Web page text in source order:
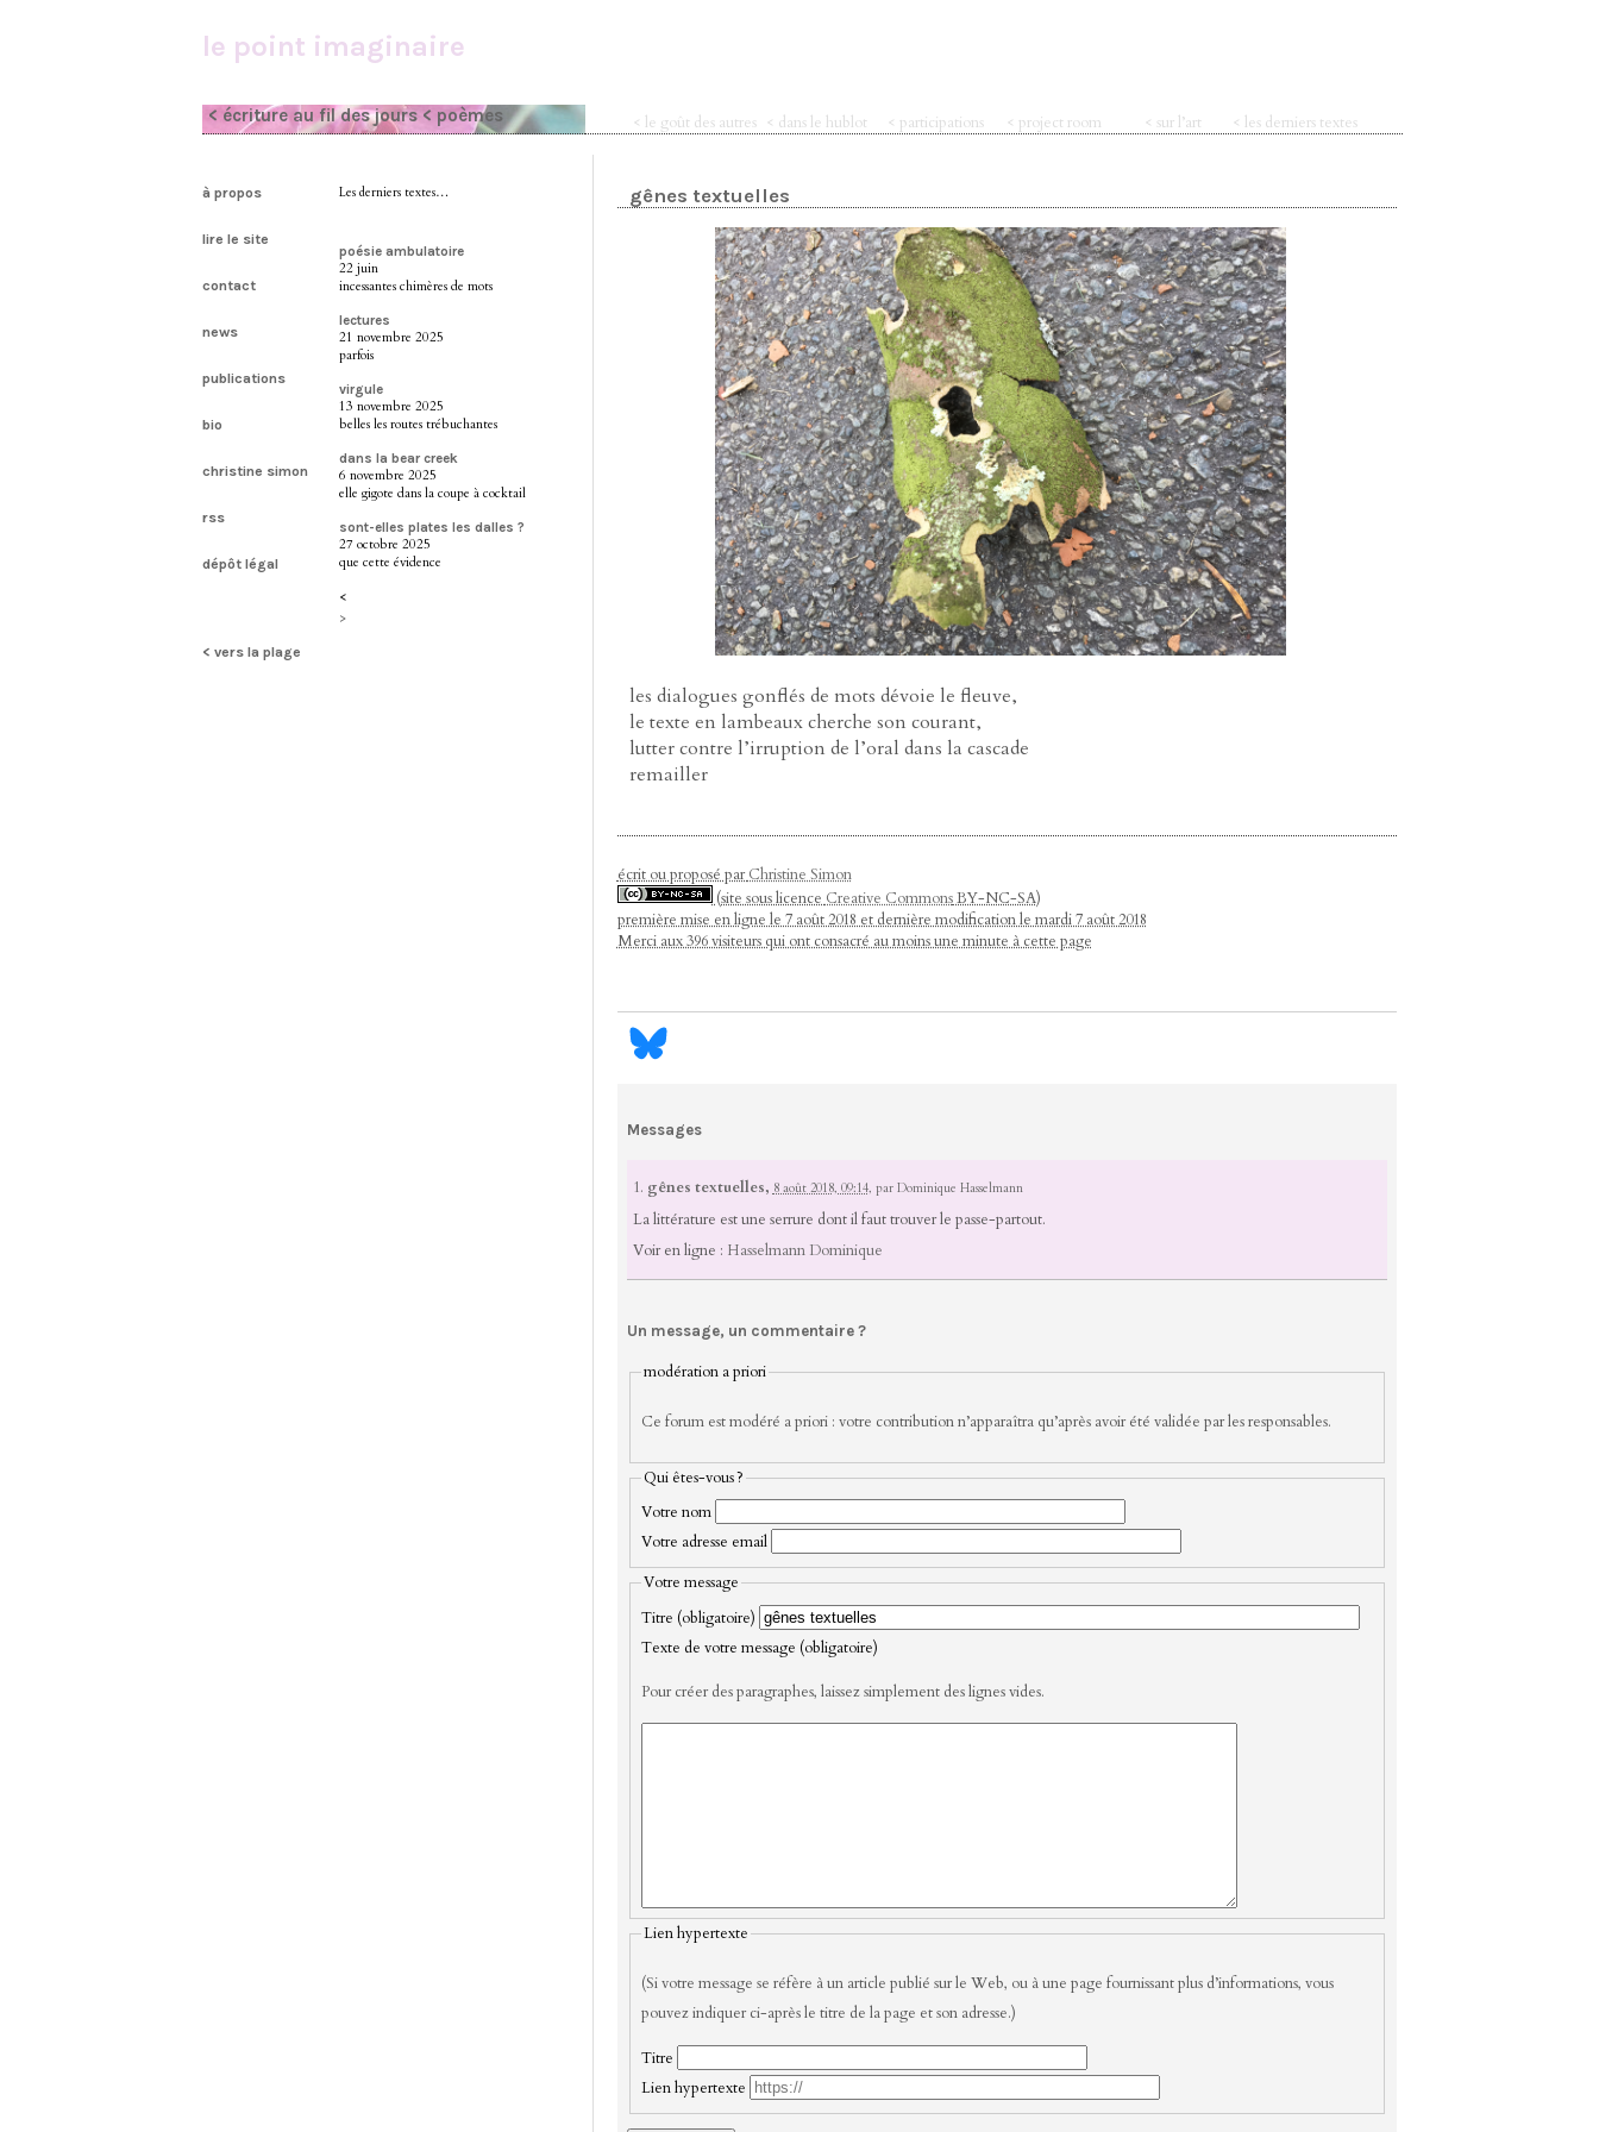
le point imaginaire
< écriture au fil des jours < poèmes < le goût des autres < dans le hublot < participations < project room < sur l’art < les derniers textes
à propos
lire le site
contact
news
publications
bio
christine simon
rss
dépôt légal
< vers la plage
Les derniers textes…
poésie ambulatoire
22 juin
incessantes chimères de mots
lectures
21 novembre 2025
parfois
virgule
13 novembre 2025
belles les routes trébuchantes
dans la bear creek
6 novembre 2025
elle gigote dans la coupe à cocktail
sont-elles plates les dalles ?
27 octobre 2025
que cette évidence
<
>
gênes textuelles
les dialogues gonflés de mots dévoie le fleuve,
le texte en lambeaux cherche son courant,
lutter contre l’irruption de l’oral dans la cascade
remailler
écrit ou proposé parChristine Simon
(site sous licence Creative CommonsBY-NC-SA)
première mise en ligne le 7 août 2018 et dernière modification le mardi 7 août 2018
Merci aux 396 visiteurs qui ont consacré au moins une minute à cette page
Messages
1. gênes textuelles, 8 août 2018, 09:14, par Dominique Hasselmann
La littérature est une serrure dont il faut trouver le passe-partout.
Voir en ligne : Hasselmann Dominique
Un message, un commentaire ?
modération a priori
Ce forum est modéré a priori : votre contribution n’apparaîtra qu’après avoir été validée par les responsables.
Qui êtes-vous ?
Votre nom
Votre adresse email
Votre message
Titre (obligatoire)
Texte de votre message (obligatoire)
Pour créer des paragraphes, laissez simplement des lignes vides.
Lien hypertexte
(Si votre message se réfère à un article publié sur le Web, ou à une page fournissant plus d’informations, vous
pouvez indiquer ci-après le titre de la page et son adresse.)
Titre
Lien hypertexte